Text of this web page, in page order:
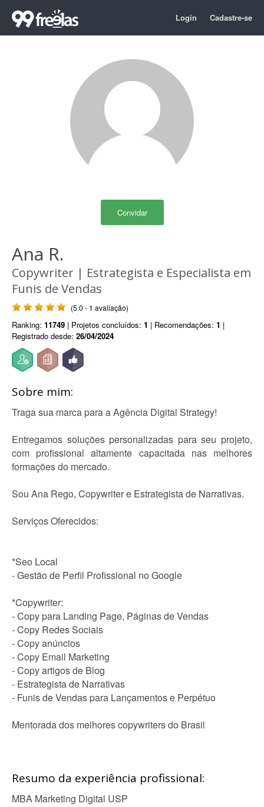
Login Cadastre-se
Convidar
Ana R.
Copywriter | Estrategista e Especialista em
Funis de Vendas
(5.0 - 1 avaliação)
Ranking: 11749 | Projetos concluídos: 1 | Recomendações: 1 |
Registrado desde: 26/04/2024
Sobre mim:
Traga sua marca para a Agência Digital Strategy!
Entregamos soluções personalizadas para seu projeto,
com profissional altamente capacitada nas melhores
formações do mercado.
Sou Ana Rego, Copywriter e Estrategista de Narrativas.
Serviços Oferecidos:
*Seo Local
- Gestão de Perfil Profissional no Google
*Copywriter:
- Copy para Landing Page, Páginas de Vendas
- Copy Redes Sociais
- Copy anúncios
- Copy Email Marketing
- Copy artigos de Blog
- Estrategista de Narrativas
- Funis de Vendas para Lançamentos e Perpétuo
Mentorada dos melhores copywriters do Brasil
Resumo da experiência profissional:
MBA Marketing Digital USP